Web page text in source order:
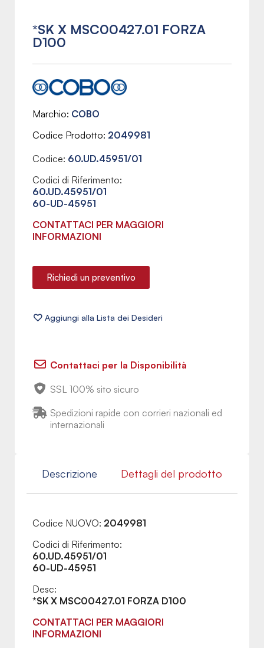
*SK X MSC00427.01 FORZA
D100
Marchio COBO
Codice Prodotto 2049981
Codice: 60.UD.45951/01
Codici di Riferimento:
60.UD.45951/01
60-UD-45951
CONTATTACI PER MAGGIORI
INFORMAZIONI
Richiedi un preventivo
Contattaci per la Disponibilità
SSL 100% sito sicuro
Spedizioni rapide con corrieri nazionali ed
internazionali
Descrizione Dettagli del prodotto
Codice NUOVO: 2049981
Codici di Riferimento:
60.UD.45951/01
60-UD-45951
Desc:
*SK X MSC00427.01 FORZA D100
CONTATTACI PER MAGGIORI
INFORMAZIONI